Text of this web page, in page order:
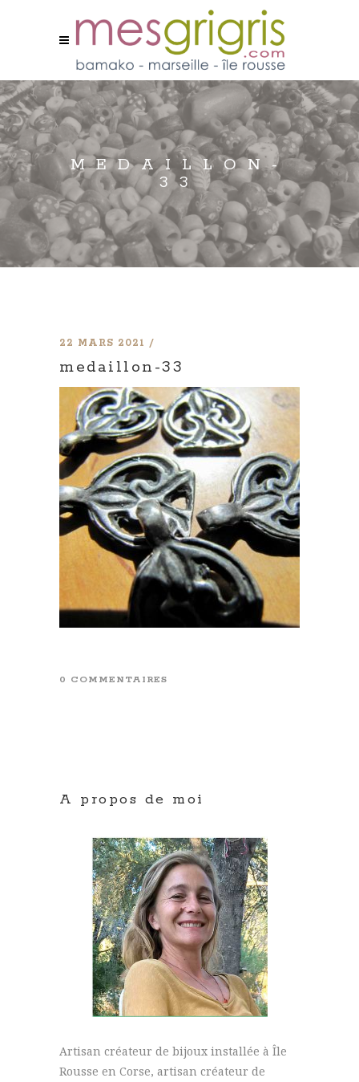
MEDAILLON-
33
22 MARS 2021
medaillon-33
0 COMMENTAIRES
A propos de moi
Artisan créateur de bijoux installée à Île
Rousse en Corse, artisan créateur de